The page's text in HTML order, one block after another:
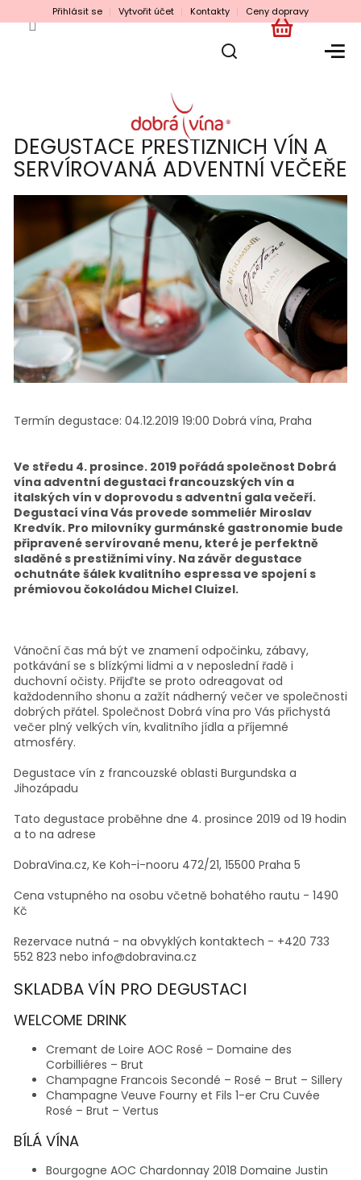
na
Přihlásit se Vytvořit účet Kontakty Ceny dopravy
NÁKUPNÍ
DEGUSTACE PRESTIŽNÍCH VÍN A
SERVÍROVANÁ ADVENTNÍ VEČEŘE
Termín degustace: 04.12.2019 19:00 Dobrá vína, Praha
Ve středu 4. prosince. 2019 pořádá společnost Dobrá
vína adventní degustaci francouzských vín a
italských vín v doprovodu s adventní gala večeří.
Degustací vína Vás provede sommeliér Miroslav
Kredvík. Pro milovníky gurmánské gastronomie bude
připravené servírované menu, které je perfektně
sladěné s prestižními víny. Na závěr degustace
ochutnáte šálek kvalitního espressa ve spojení s
prémiovou čokoládou Michel Cluizel.
Vánoční čas má být ve znamení odpočinku, zábavy,
potkávání se s blízkými lidmi a v neposlední řadě i
duchovní očisty. Přijďte se proto odreagovat od
každodenního shonu a zažít nádherný večer ve společnosti
dobrých přátel. Společnost Dobrá vína pro Vás přichystá
večer plný velkých vín, kvalitního jídla a příjemné
atmosféry.
Degustace vín z francouzské oblasti Burgundska a
Jihozápadu
Tato degustace proběhne dne 4. prosince 2019 od 19 hodin
a to na adrese
DobraVina.cz, Ke Koh-i-nooru 472/21, 15500 Praha 5
Cena vstupného na osobu včetně bohatého rautu - 1490
Kč
Rezervace nutná - na obvyklých kontaktech - +420 733
552 823 nebo info@dobravina.cz
SKLADBA VÍN PRO DEGUSTACI
WELCOME DRINK
Cremant de Loire AOC Rosé – Domaine des
Corbilliéres – Brut
Champagne Francois Secondé – Rosé – Brut – Sillery
Champagne Veuve Fourny et Fils 1-er Cru Cuvée
Rosé – Brut – Vertus
BÍLÁ VÍNA
Bourgogne AOC Chardonnay 2018 Domaine Justin